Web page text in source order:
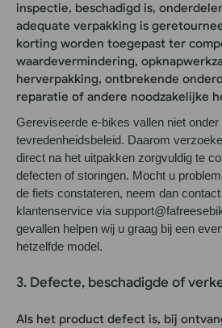
inspectie, beschadigd is,
adequate verpakking is
korting worden toegepast ter
waardevermindering,
herverpakking, ontbrekende
reparatie of andere noodzakelijke
Gereviseerde e-bikes vallen niet
tevredenheidsbeleid. Daarom
direct na het uitpakken zorgvuldig te
defecten of storingen. Mocht u
de fiets constateren, neem dan
klantenservice via
gevallen helpen wij u graag bij een
hetzelfde model.
3. Defecte, beschadigde of
Als het product defect is, bij